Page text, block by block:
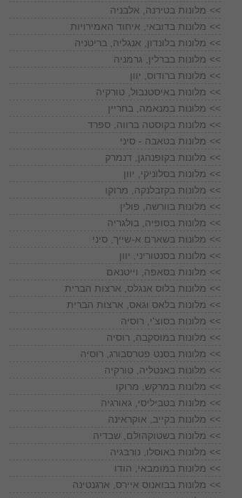
מלונות בטירנה, אלבניה <<
מלונות בדובאי, איחוד האמירויות <<
מלונות בלונדון, אנגליה, בריטניה <<
מלונות בברלין, גרמניה <<
מלונות ברודוס, יוון <<
מלונות באיסטנבול, טורקיה <<
מלונות במנאמה, בחריין <<
מלונות בקוסטה ברווה, ספרד <<
מלונות בטאבה - סיני <<
מלונות בקופנהגן, דנמרק <<
מלונות בסלוניקי, יוון <<
מלונות בקזבלנקה, מרוקו <<
מלונות בוורשה, פולין <<
מלונות בסופיה, בולגריה <<
מלונות בשארם א-שייך, סיני <<
מלונות בסנטוריני, יוון <<
מלונות בסאפה, וייטנאם <<
מלונות בלוס אנגלס, ארצות הברית <<
מלונות בלאס וגאס, ארצות הברית <<
מלונות בסוצ'י, רוסיה <<
מלונות במוסקבה, רוסיה <<
מלונות בסנט פטרסבורג, רוסיה <<
מלונות באנטליה, טורקיה <<
מלונות במרקש, מרוקו <<
מלונות בטביליסי, גאורגיה <<
מלונות בקייב, אוקראינה <<
מלונות בשטוקהולם, שבדיה <<
מלונות באוסלו, נורבגיה <<
מלונות במומבאי, הודו <<
מלונות בבואנוס איירס, ארגנטינה <<